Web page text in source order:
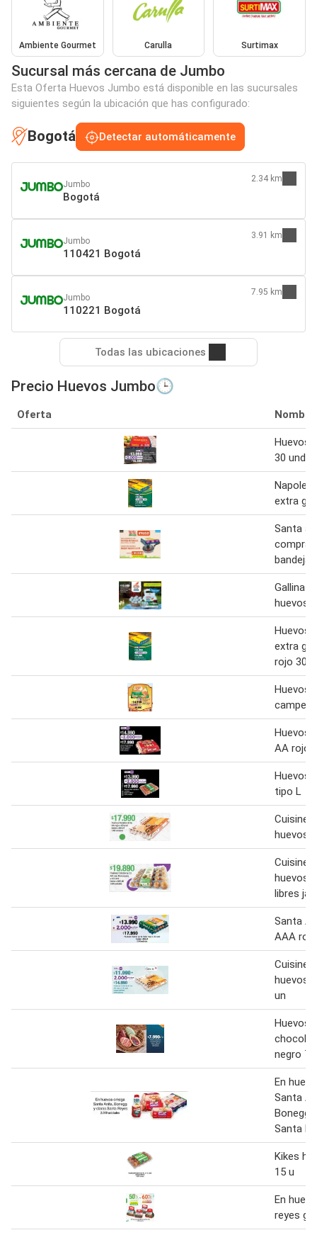
Ambiente Gourmet Carulla Surtimax
Sucursal más cercana de Jumbo
Esta Oferta Huevos Jumbo está disponible en las sucursales
siguientes según la ubicación que has configurado:
Bogotá Detectar automáticamente
Jumbo
Bogotá
2.34 km
Jumbo
110421 Bogotá
3.91 km
Jumbo
110221 Bogotá
7.95 km
Todas las ubicaciones
Precio Huevos Jumbo🕒
Oferta Nombre
Huevos
30 und
Napoles
extra
Santa
compra
bandeja
Gallina
huevos
Huevos
extra
rojo 30 u
Huevos
Huevos
AA rojo
Huevos
tipo L
Cuisine
huevos
Cuisine
huevos
libres
Santa
AAA rojo
Cuisine
huevos
un
Huevos
negro
En
Santa
Bonegg
Santa
Kikes
15 u
En
reyes